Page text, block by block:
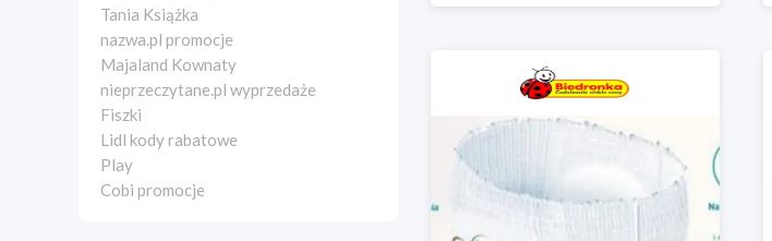
Tania Książka
nazwa.pl promocje
Majaland Kownaty
nieprzeczytane.pl wyprzedaże
Fiszki
Lidl kody rabatowe
Play
Cobi promocje